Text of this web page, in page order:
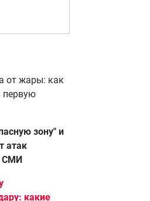
от жары: как
первую
зону" и
атак
СМИ
какие